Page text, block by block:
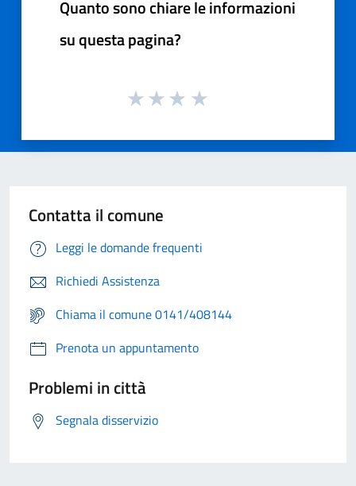
Quanto sono chiare le informazioni
su questa pagina?
Contatta il comune
Leggi le domande frequenti
Richiedi Assistenza
Chiama il comune 0141/408144
Prenota un appuntamento
Problemi in città
Segnala disservizio